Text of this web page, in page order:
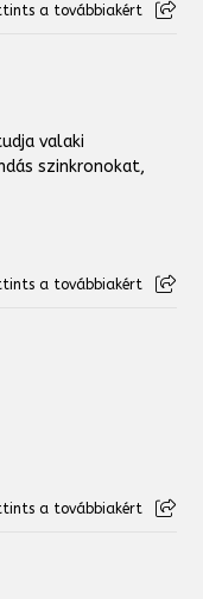
a továbbiakért
valaki
szinkronokat,
a továbbiakért
a továbbiakért